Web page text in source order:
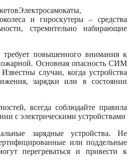
Электросамокаты,
и гироскутеры – средства
стремительно набирающие
требует повышенного внимания к
Основная опасность СИМ
случаи, когда устройства
зарядки или в состоянии
всегда соблюдайте правила
с электрическими устройствами
зарядные устройства. Не
или поддельные
перегреваться и привести к